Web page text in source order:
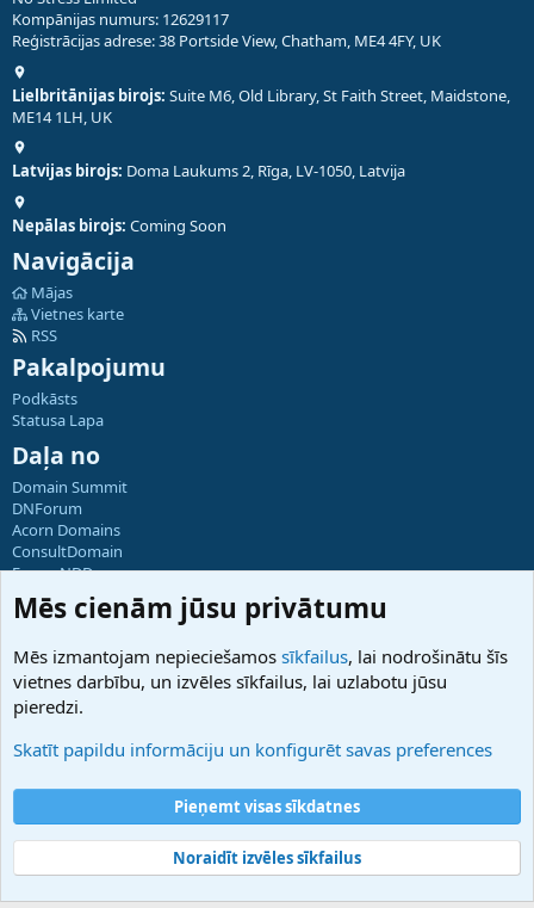
Kompānijas numurs: 12629117
Reģistrācijas adrese: 38 Portside View, Chatham, ME4 4FY, UK
Lielbritānijas birojs: Suite M6, Old Library, St Faith Street, Maidstone,
ME14 1LH, UK
Latvijas birojs: Doma Laukums 2, Rīga, LV-1050, Latvija
Nepālas birojs: Coming Soon
Navigācija
Mājas
Vietnes karte
RSS
Pakalpojumu
Podkāsts
Statusa Lapa
Daļa no
Domain Summit
DNForum
Acorn Domains
ConsultDomain
ForumNDD
Domainforum.ro
27.be
Hostmaria
Atbalsts
Palīdzība
Noteikumi un nosacījumi
Privātuma politika
Community platform by XenForo® © 2010-2025 XenForo Ltd.
Mēs cienām jūsu privātumu
Mēs izmantojam nepieciešamos sīkfailus, lai nodrošinātu šīs
vietnes darbību, un izvēles sīkfailus, lai uzlabotu jūsu
pieredzi.
Skatīt papildu informāciju un konfigurēt savas preferences
Pieņemt visas sīkdatnes
Noraidīt izvēles sīkfailus